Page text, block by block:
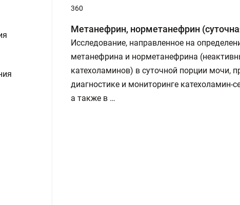
360
Метанефрин, норметанефрин
Исследование, направленное на
метанефрина и норметанефрина
катехоламинов) в суточной порции мочи,
диагностике и мониторинге катехоламин-
а также в …